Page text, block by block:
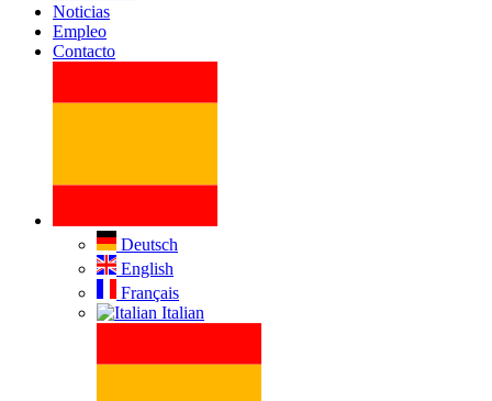
Noticias
Empleo
Contacto
Deutsch
English
Français
Italian